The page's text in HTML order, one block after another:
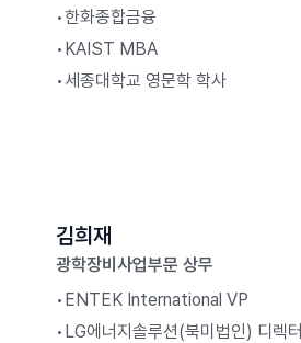
•한화종합금융
• KAIST MBA
• 세종대학교 영문학 학사
김희재
광학장비사업부문 상무
• ENTEK International VP
• LG에너지솔루션(북미법인) 디렉터